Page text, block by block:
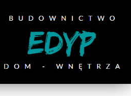
najlepszych usług online, ta
z plików cookies.
internetowej, wyrażasz zgodę na
cookies.Dalsze informacje
Rozumiem